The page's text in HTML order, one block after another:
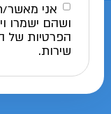
אני מאשר/
ושהם ישמרו
הפרטיות של
שירות.